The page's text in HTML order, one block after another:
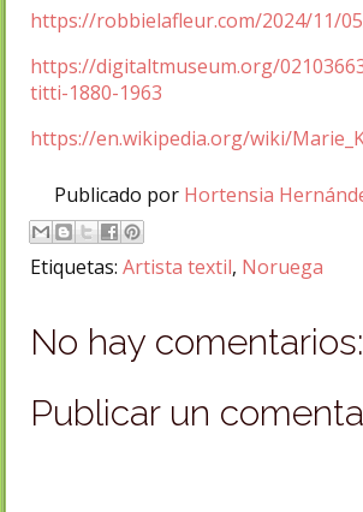
https://robbielafleur.com/2024/11/
https://digitaltmuseum.org/
titti-1880-1963
https://en.wikipedia.org/wiki/
Publicado por Hortensia
Etiquetas: Artista textil, Noruega
No hay comentarios:
Publicar un